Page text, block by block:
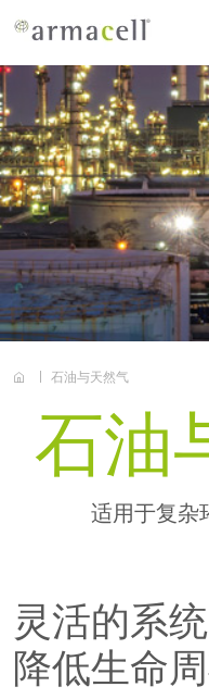
ZS
中国大陆
联系我们
加入我们
投资者
新闻动态
阿乐斯
阿乐斯小課堂
可持续发展
石油与天然气
石油
适用于复杂
灵活的系
降低生命